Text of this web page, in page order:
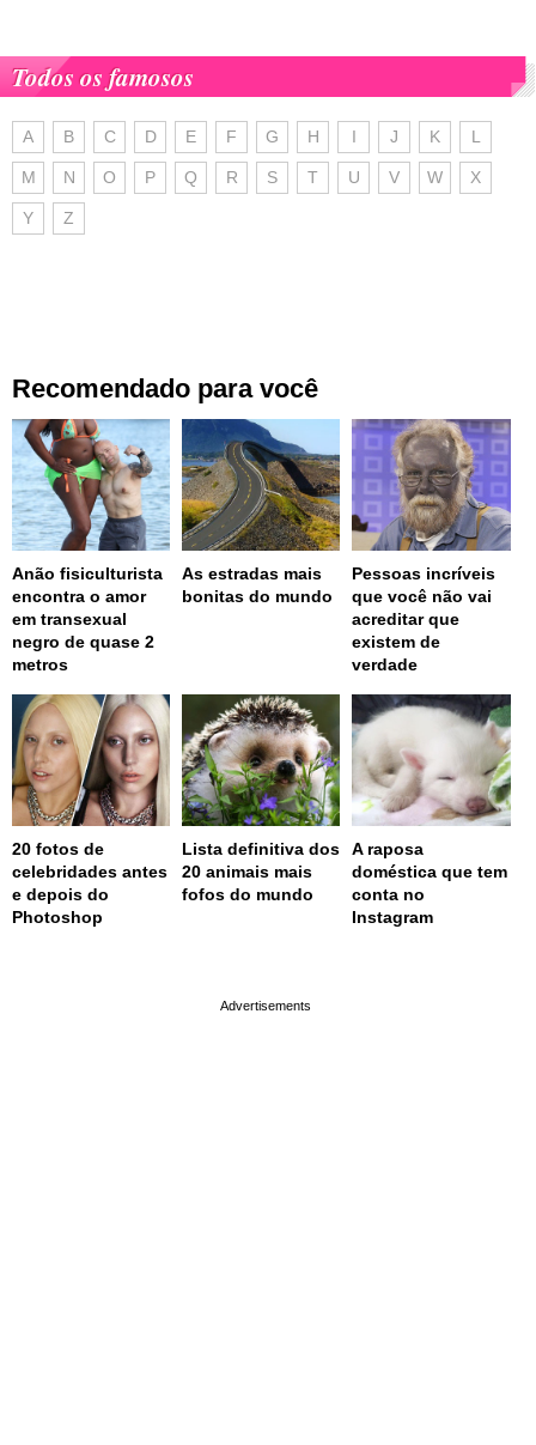
Todos os famosos
A B C D E F G H I J K L
M N O P Q R S T U V W X
Y Z
Recomendado para você
Anão fisiculturista
encontra o amor
em transexual
negro de quase 2
metros
As estradas mais
bonitas do mundo
Pessoas incríveis
que você não vai
acreditar que
existem de
verdade
20 fotos de
celebridades antes
e depois do
Photoshop
Lista definitiva dos
20 animais mais
fofos do mundo
A raposa
doméstica que tem
conta no
Instagram